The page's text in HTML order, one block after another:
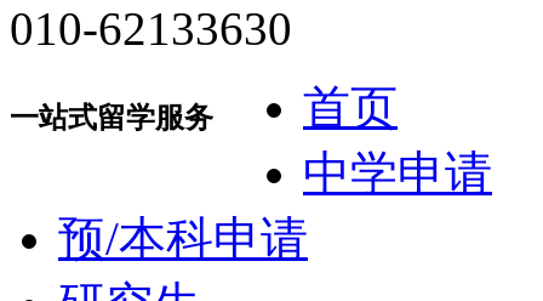
010-62133630
一站式留学服务
首页
中学申请
预/本科申请